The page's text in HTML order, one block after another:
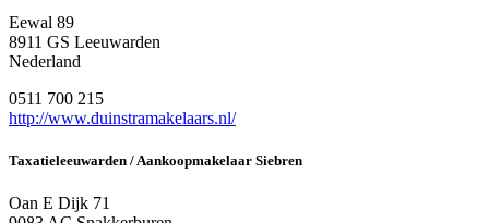
Eewal 89
8911 GS Leeuwarden
Nederland
0511 700 215
http://www.duinstramakelaars.nl/
Taxatieleeuwarden / Aankoopmakelaar Siebren
Oan E Dijk 71